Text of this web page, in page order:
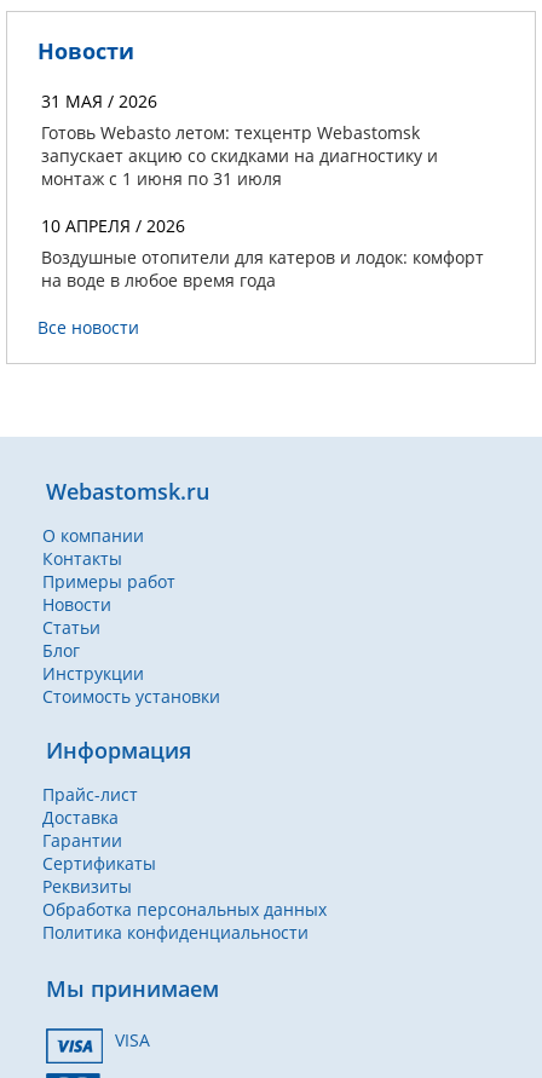
Новости
31 МАЯ / 2026
Готовь Webasto летом: техцентр Webastomsk
запускает акцию со скидками на диагностику и
монтаж с 1 июня по 31 июля
10 АПРЕЛЯ / 2026
Воздушные отопители для катеров и лодок: комфорт
на воде в любое время года
Все новости
Webastomsk.ru
О компании
Контакты
Примеры работ
Новости
Статьи
Блог
Инструкции
Стоимость установки
Информация
Прайс-лист
Доставка
Гарантии
Сертификаты
Реквизиты
Обработка персональных данных
Политика конфиденциальности
Мы принимаем
VISA